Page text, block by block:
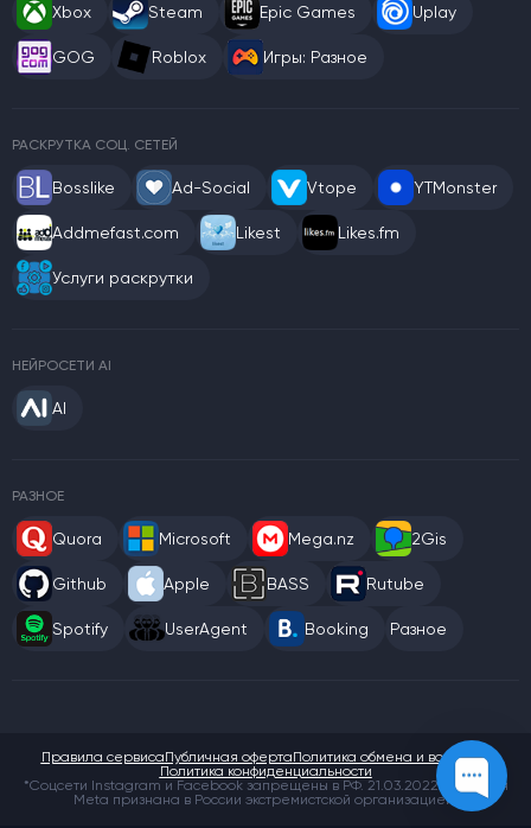
Xbox Steam Epic Games Uplay
GOG Roblox Игры: Разное
РАСКРУТКА СОЦ. СЕТЕЙ
Bosslike Ad-Social Vtope YTMonster
Addmefast.com Likest Likes.fm
Услуги раскрутки
НЕЙРОСЕТИ AI
AI
РАЗНОЕ
Quora Microsoft Mega.nz 2Gis
Github Apple BASS Rutube
Spotify UserAgent Booking Разное
*Соцсети Instagram и Facebook запрещены в РФ. 21.03.2022 компания
Meta признана в России экстремистской организацией.
Правила сервисаПубличная офертаПолитика обмена и возврата
Политика конфиденциальности